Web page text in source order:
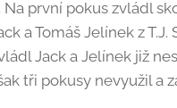
první pokus zvládl
a Tomáš Jelínek z
Jack a Jelínek již
tři pokusy nevyužil a